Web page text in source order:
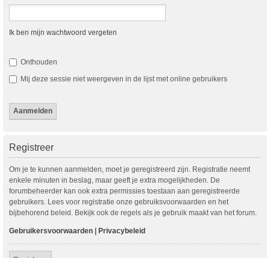
Ik ben mijn wachtwoord vergeten
Onthouden
Mij deze sessie niet weergeven in de lijst met online gebruikers
Registreer
Om je te kunnen aanmelden, moet je geregistreerd zijn. Registratie neemt
enkele minuten in beslag, maar geeft je extra mogelijkheden. De
forumbeheerder kan ook extra permissies toestaan aan geregistreerde
gebruikers. Lees voor registratie onze gebruiksvoorwaarden en het
bijbehorend beleid. Bekijk ook de regels als je gebruik maakt van het forum.
Gebruikersvoorwaarden | Privacybeleid